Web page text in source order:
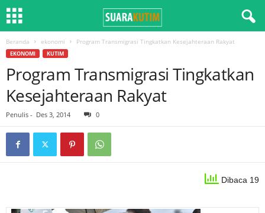
Beranda ekonomi Program Transmigrasi Tingkatkan Kesejahteraan Rakyat
EKONOMI KUTIM
Program Transmigrasi Tingkatkan
Kesejahteraan Rakyat
Penulis - Des 3, 2014 0
Dibaca 19